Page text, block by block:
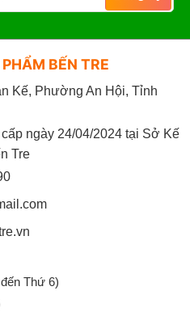
BẾN TRE
Kế, Phường An Hội, Tỉnh
ngày 24/04/2024 tại Sở Kế
Tre
Thứ 6)